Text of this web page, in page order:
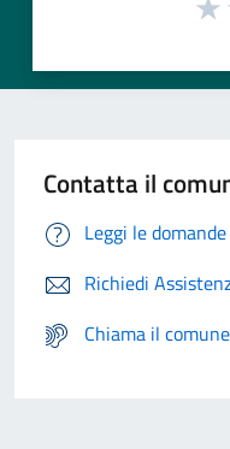
Contatta il
Leggi le
Richiedi
Chiama il